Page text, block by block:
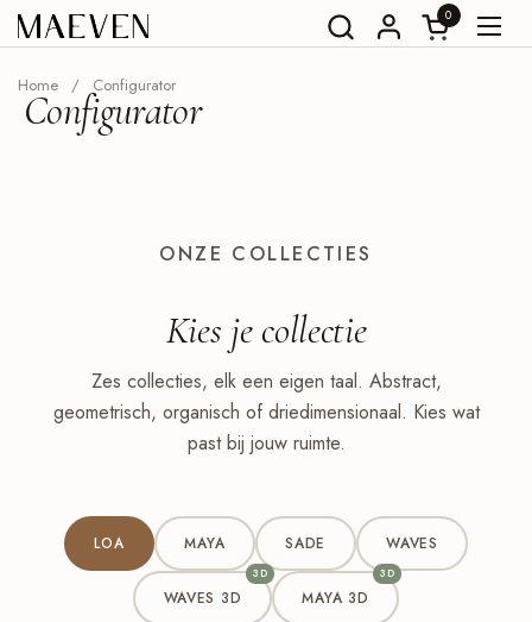
Ga naar content 0
Home / Configurator
Configurator
ONZE COLLECTIES
Kies je collectie
Zes collecties, elk een eigen taal. Abstract,
geometrisch, organisch of driedimensionaal. Kies wat
past bij jouw ruimte.
LOA MAYA SADE WAVES
WAVES 3D
3D
MAYA 3D
3D